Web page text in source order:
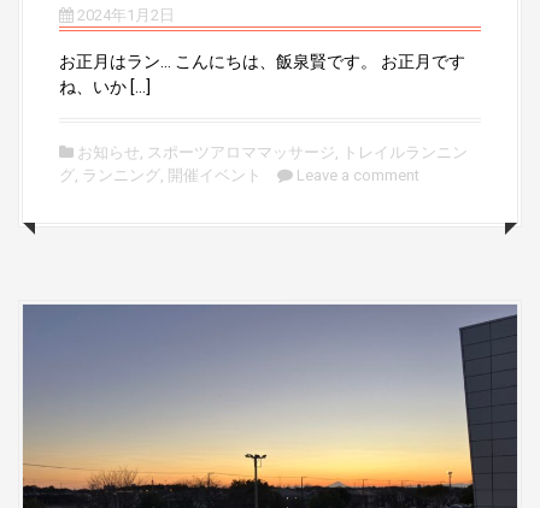
2024年1月2日
お正月はラン… こんにちは、飯泉賢です。 お正月です
ね、いか […]
お知らせ, スポーツアロママッサージ, トレイルランニン
グ, ランニング, 開催イベント Leave a comment